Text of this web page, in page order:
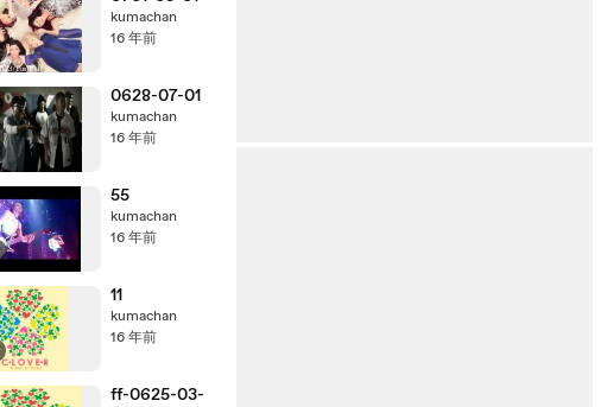
kumachan
16 年前
0628-07-01
kumachan
16 年前
55
kumachan
16 年前
11
kumachan
16 年前
ff-0625-03-